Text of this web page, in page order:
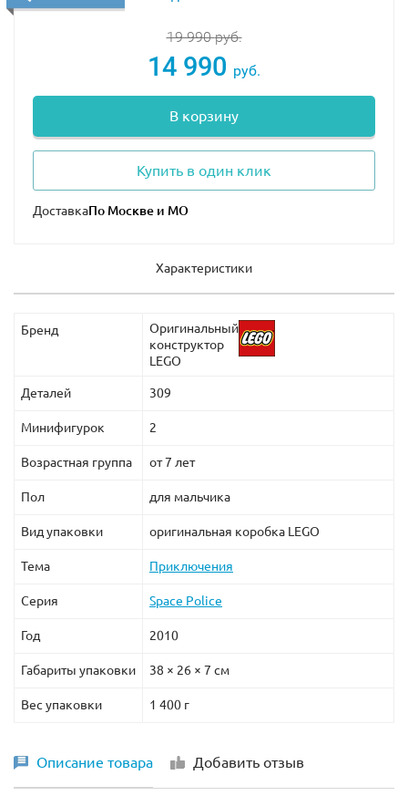
19 990руб.
14 990 руб.
В корзину
Купить в один клик
Доставка
Характеристики
Бренд
Оригинальный
конструктор
LEGO
Деталей 309
Минифигурок 2
Возрастная группа от 7 лет
Пол для мальчика
Вид упаковки оригинальная коробка LEGO
Тема Приключения
Серия Space Police
Год 2010
Габариты упаковки 38 × 26 × 7 см
Вес упаковки 1 400 г
Описание товара Добавить отзыв